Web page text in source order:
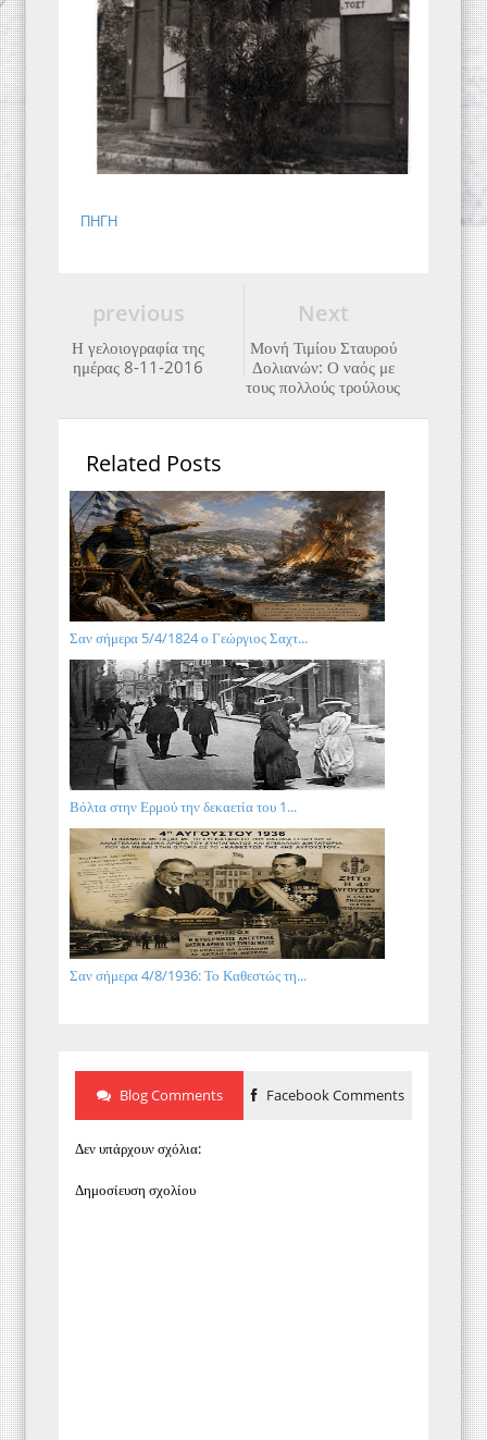
ΠΗΓΗ
Next
Μονή Τιμίου Σταυρού
Δολιανών: Ο ναός με
τους πολλούς τρούλους
previous
Η γελοιογραφία της
ημέρας 8-11-2016
Related Posts
Σαν σήμερα 5/4/1824 ο Γεώργιος Σαχτ...
Βόλτα στην Ερμού την δεκαετία του 1...
Σαν σήμερα 4/8/1936: Το Καθεστώς τη...
Blog Comments Facebook Comments
Δεν υπάρχουν σχόλια:
Δημοσίευση σχολίου